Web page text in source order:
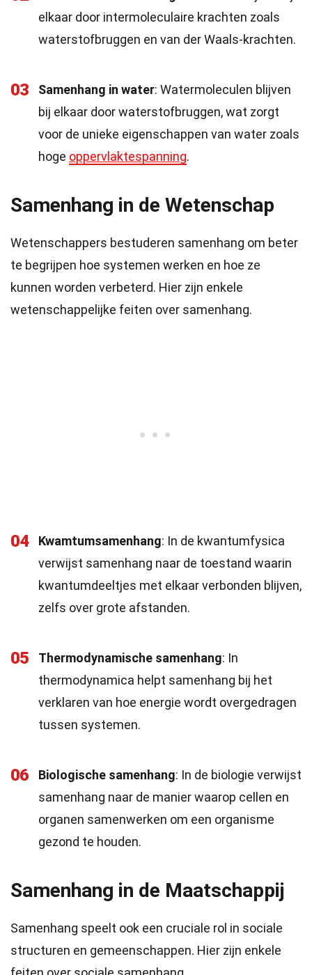
elkaar door intermoleculaire krachten zoals
waterstofbruggen en van der Waals-krachten.
03 Samenhang in water: Watermoleculen blijven
bij elkaar door waterstofbruggen, wat zorgt
voor de unieke eigenschappen van water zoals
hoge oppervlaktespanning.
Samenhang in de Wetenschap
Wetenschappers bestuderen samenhang om beter
te begrijpen hoe systemen werken en hoe ze
kunnen worden verbeterd. Hier zijn enkele
wetenschappelijke feiten over samenhang.
04 Kwamtumsamenhang: In de kwantumfysica
verwijst samenhang naar de toestand waarin
kwantumdeeltjes met elkaar verbonden blijven,
zelfs over grote afstanden.
05 Thermodynamische samenhang: In
thermodynamica helpt samenhang bij het
verklaren van hoe energie wordt overgedragen
tussen systemen.
06 Biologische samenhang: In de biologie verwijst
samenhang naar de manier waarop cellen en
organen samenwerken om een organisme
gezond te houden.
Samenhang in de Maatschappij
Samenhang speelt ook een cruciale rol in sociale
structuren en gemeenschappen. Hier zijn enkele